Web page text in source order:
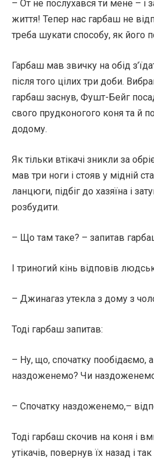
– От не послухався ти мене – і
життя! Тепер нас гарбаш не
треба шукати способу, як його
Гарбаш мав звичку на обід
після того цілих три доби.
гарбаш заснув, Фушт-Бейг
свого прудконогого коня та й
додому.
Як тільки втікачі зникли за
мав три ноги і стояв у мідній
ланцюги, підбіг до хазяїна і
розбудити.
– Що там таке? – запитав
І триногий кінь відповів
– Джинагаз утекла з дому з
Тоді гарбаш запитав:
– Ну, що, спочатку пообідаємо,
наздоженемо? Чи
– Спочатку наздоженемо,–
Тоді гарбаш скочив на коня і
утікачів, повернув їх назад і